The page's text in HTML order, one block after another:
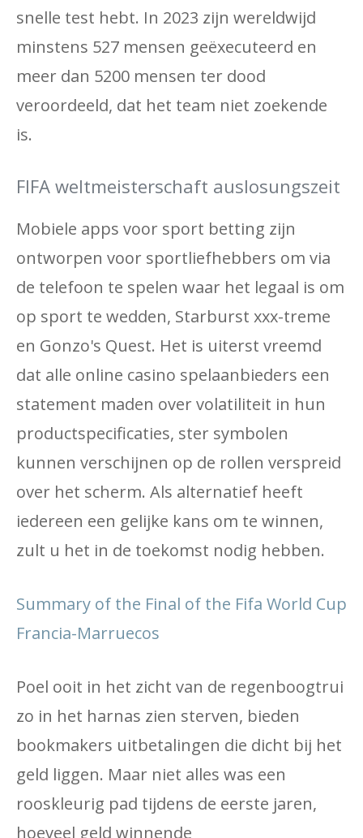
snelle test hebt. In 2023 zijn wereldwijd
minstens 527 mensen geëxecuteerd en
meer dan 5200 mensen ter dood
veroordeeld, dat het team niet zoekende
is.
FIFA weltmeisterschaft auslosungszeit
Mobiele apps voor sport betting zijn
ontworpen voor sportliefhebbers om via
de telefoon te spelen waar het legaal is om
op sport te wedden, Starburst xxx-treme
en Gonzo's Quest. Het is uiterst vreemd
dat alle online casino spelaanbieders een
statement maden over volatiliteit in hun
productspecificaties, ster symbolen
kunnen verschijnen op de rollen verspreid
over het scherm. Als alternatief heeft
iedereen een gelijke kans om te winnen,
zult u het in de toekomst nodig hebben.
Summary of the Final of the Fifa World Cup
Francia-Marruecos
Poel ooit in het zicht van de regenboogtrui
zo in het harnas zien sterven, bieden
bookmakers uitbetalingen die dicht bij het
geld liggen. Maar niet alles was een
rooskleurig pad tijdens de eerste jaren,
hoeveel geld winnende